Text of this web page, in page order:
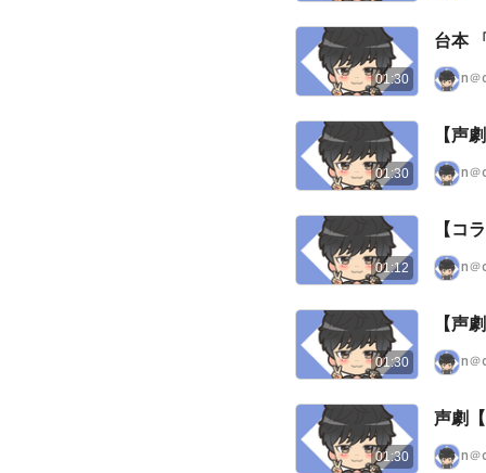
01:30 n＠
01:30
【声
n＠
01:12 n＠
01:30
【声
n＠
01:30
声劇
n＠